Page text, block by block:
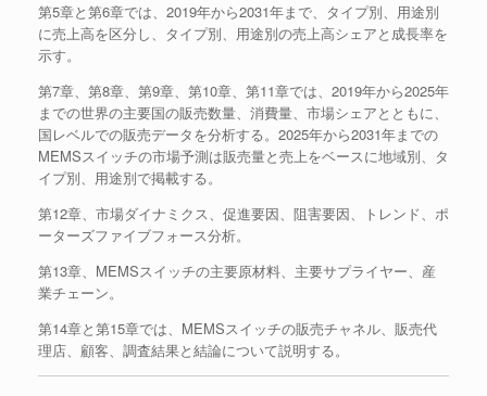
第5章と第6章では、2019年から2031年まで、タイプ別、用途別
に売上高を区分し、タイプ別、用途別の売上高シェアと成長率を
示す。
第7章、第8章、第9章、第10章、第11章では、2019年から2025年
までの世界の主要国の販売数量、消費量、市場シェアとともに、
国レベルでの販売データを分析する。2025年から2031年までの
MEMSスイッチの市場予測は販売量と売上をベースに地域別、タ
イプ別、用途別で掲載する。
第12章、市場ダイナミクス、促進要因、阻害要因、トレンド、ポ
ーターズファイブフォース分析。
第13章、MEMSスイッチの主要原材料、主要サプライヤー、産
業チェーン。
第14章と第15章では、MEMSスイッチの販売チャネル、販売代
理店、顧客、調査結果と結論について説明する。